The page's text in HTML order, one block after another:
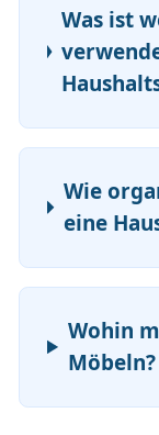
Was ist
Wie
eine
Wohin
Möbeln?